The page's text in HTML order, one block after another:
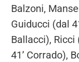
Balzoni,
Guiducci (dal
Ballacci), Ricci
41’ Corrado),